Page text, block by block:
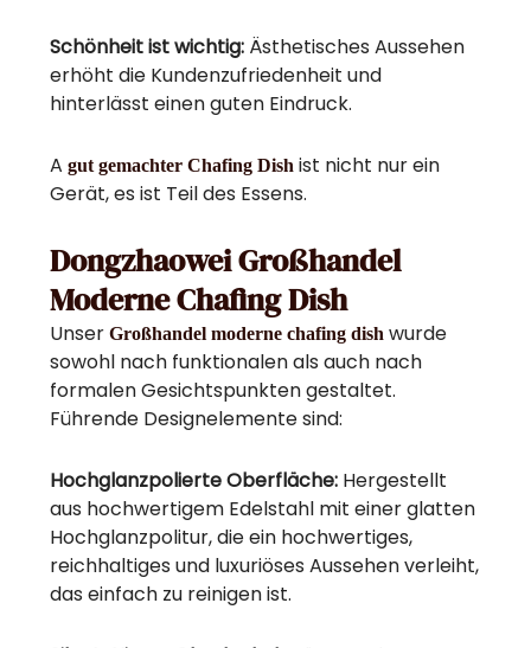
Schönheit ist wichtig: Ästhetisches Aussehen
erhöht die Kundenzufriedenheit und
hinterlässt einen guten Eindruck.
Agut gemachter Chafing Dishist nicht nur ein
Gerät, es ist Teil des Essens.
Dongzhaowei Großhandel
Moderne Chafing Dish
UnserGroßhandel moderne chafing dish wurde
sowohl nach funktionalen als auch nach
formalen Gesichtspunkten gestaltet.
Führende Designelemente sind:
Hochglanzpolierte Oberfläche: Hergestellt
aus hochwertigem Edelstahl mit einer glatten
Hochglanzpolitur, die ein hochwertiges,
reichhaltiges und luxuriöses Aussehen verleiht,
das einfach zu reinigen ist.